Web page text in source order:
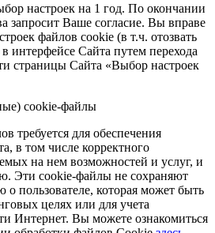
настроек на 1 год. По окончании
запросит Ваше согласие. Вы вправе
файлов cookie (в т.ч. отозвать
интерфейсе Сайта путем перехода
страницы Сайта «Выбор настроек
cookie-файлы
требуется для обеспечения
в том числе корректного
на нем возможностей и услуг, и
Эти cookie-файлы не сохраняют
пользователе, которая может быть
целях или для учета
Интернет. Вы можете ознакомиться